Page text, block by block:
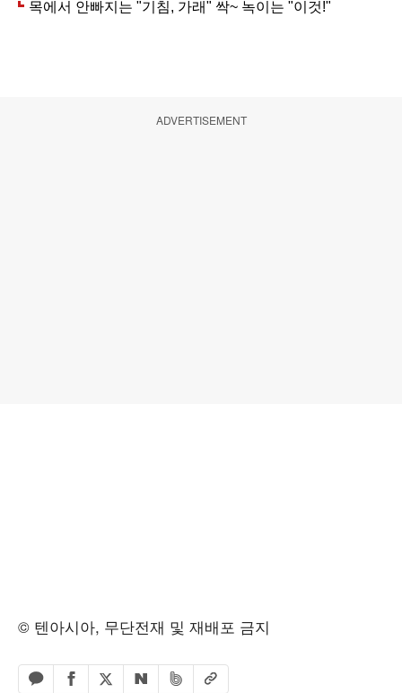
ADVERTISEMENT
© 텐아시아, 무단전재 및 재배포 금지
카카오톡 공유하기
페이스북 공유하기
엑스 공유하기
네이버 공유하기
밴드 공유하기
URL복사